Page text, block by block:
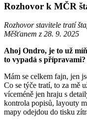
Rozhovor k MČR
Rozhovor stavitele tratí
Měšťanem z 28. 9. 2025
Ahoj Ondro, je to už
to vypadá s přípravami?
Mám se celkem fajn, jen
Co se týče tratí, to za mě
víceméně jen hraju s
kontrola popisů, layouty
mapy odejdou do tisku